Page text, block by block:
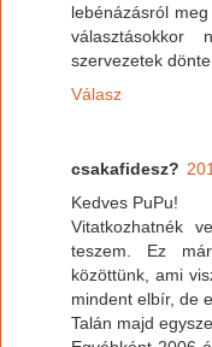
lebénázásról
szervezetek
Válasz
csakafidesz?
Kedves PuPu!
Vitatkozhatnék
teszem. Ez
közöttünk, ami
mindent elbír, de
Talán majd